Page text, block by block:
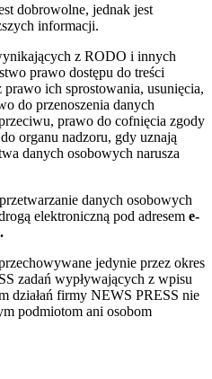
dobrowolne, jednak jest
informacji.
z RODO i innych
prawo dostępu do treści
ich sprostowania, usunięcia,
do przenoszenia danych
prawo do cofnięcia zgody
organu nadzoru, gdy uznają
danych osobowych narusza
danych osobowych
elektroniczną pod adresem e-
jedynie przez okres
zadań wypływających z wpisu
działań firmy NEWS PRESS nie
podmiotom ani osobom